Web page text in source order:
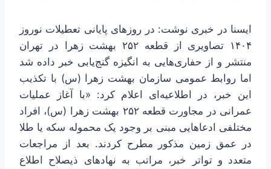
ایسنا در خبری نوشت: در روزهای پایانی تعطیلات نوروز
۱۴۰۴ تصاویری از قطعه ۲۵۲ بهشت زهرا در تهران
منتشر و از حفاری‌هایی به انگیزه گنج‌یابی خبر داده شد
اما روابط عمومی سازمان بهشت زهرا (س) با تکذیب
این خبر، در اطلاعیه‌ای اعلام کرد: «با آغاز عملیات
عمرانی در مجاورت قطعه ۲۵۲ بهشت زهرا (س)، افراد
مختلفی ادعاهایی مبنی بر وجود یک محموله سکه یا طلا
در عمق زمین مذکور مطرح کردند. بعد از مراجعات
متعدد و تواتر خبر، مراتب به نهادهای ذیصلاح اطلاع